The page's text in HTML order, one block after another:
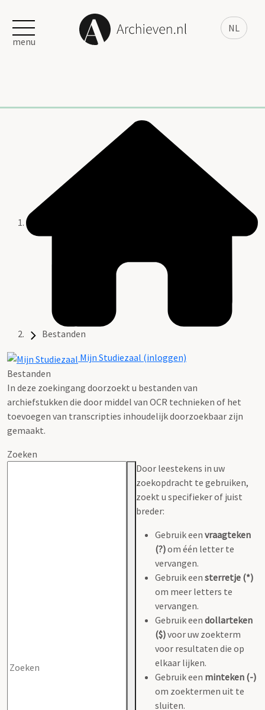
NL
menu
Bestanden
Mijn Studiezaal (inloggen)
Bestanden
In deze zoekingang doorzoekt u bestanden van
archiefstukken die door middel van OCR technieken of het
toevoegen van transcripties inhoudelijk doorzoekbaar zijn
gemaakt.
Zoeken
Door leestekens in uw
zoekopdracht te gebruiken,
zoekt u specifieker of juist
breder:
Gebruik een vraagteken
(?)om één letter te
vervangen.
Gebruik een sterretje (*)
om meer letters te
vervangen.
Gebruik een dollarteken
($)voor uw zoekterm
voor resultaten die op
elkaar lijken.
Gebruik een minteken (-)
om zoektermen uit te
sluiten.